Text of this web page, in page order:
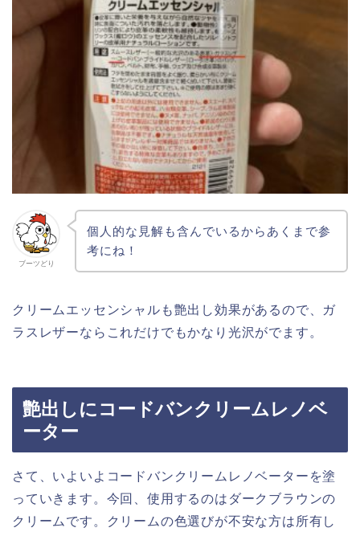
ブーツどり
個人的な見解も含んでいるからあくまで参
考にね！
クリームエッセンシャルも艶出し効果があるので、ガ
ラスレザーならこれだけでもかなり光沢がでます。
艶出しにコードバンクリームレノベ
ーター
さて、いよいよコードバンクリームレノベーターを塗
っていきます。今回、使用するのはダークブラウンの
クリームです。クリームの色選びが不安な方は所有し